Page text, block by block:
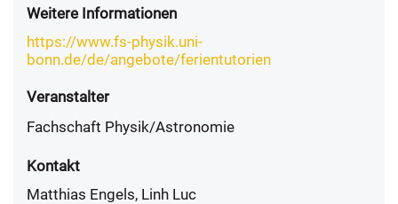
Weitere Informationen
https://www.fs-physik.uni-
bonn.de/de/angebote/ferientutorien
Veranstalter
Fachschaft Physik/Astronomie
Kontakt
Matthias Engels, Linh Luc